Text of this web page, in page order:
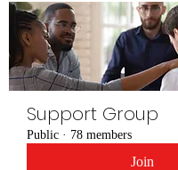
Support Group
Public · 78 members
Join